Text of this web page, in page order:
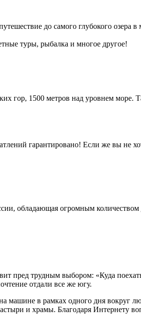
до самого глубокого озера в
туры, рыбалка и многое другое!
гор, 1500 метров над уровнем море.
гарантировано! Если же вы не
обладающая огромным
пред трудным выбором: «Куда
отдали все же югу.
машине в рамках одного дня вокруг
и храмы. Благодаря Интернету